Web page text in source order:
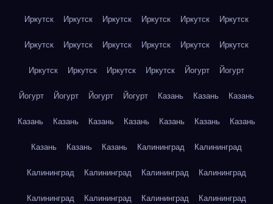
Иркутск Иркутск Иркутск Иркутск Иркутск Иркутск
Иркутск Иркутск Иркутск Иркутск Иркутск Иркутск
Иркутск Иркутск Иркутск Иркутск Йогурт Йогурт
Йогурт Йогурт Йогурт Йогурт Казань Казань Казань
Казань Казань Казань Казань Казань Казань Казань
Казань Казань Казань Калининград Калининград
Калининград Калининград Калининград Калининград
Калининград Калининград Калининград Калининград